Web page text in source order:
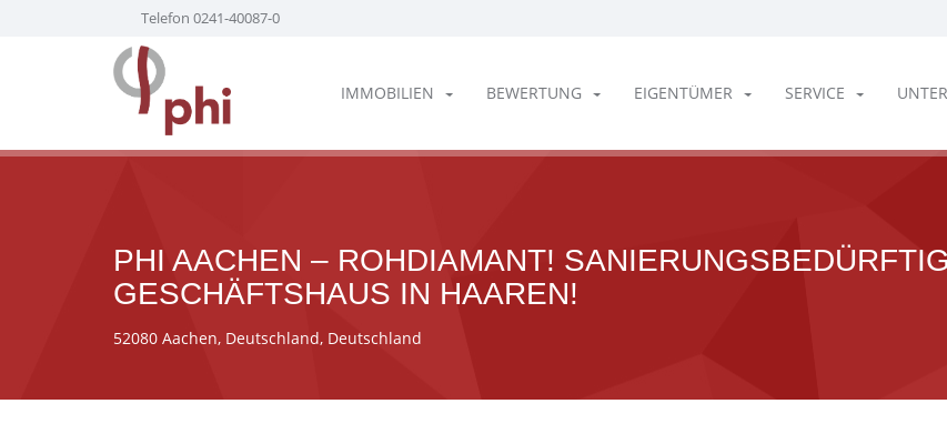
Telefon 0241-40087-0
IMMOBILIEN BEWERTUNG EIGENTÜMER SERVICE
PHI AACHEN – ROHDIAMANT!
GESCHÄFTSHAUS IN HAAREN!
52080 Aachen, Deutschland, Deutschland